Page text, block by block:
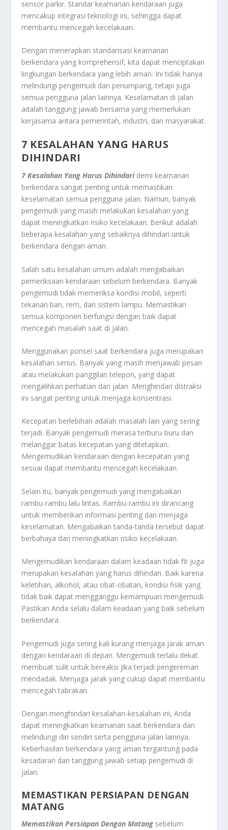
sensor parkir. Standar keamanan kendaraan juga
mencakup integrasi teknologi ini, sehingga dapat
membantu mencegah kecelakaan.
Dengan menerapkan standarisasi keamanan
berkendara yang komprehensif, kita dapat menciptakan
lingkungan berkendara yang lebih aman. Ini tidak hanya
melindungi pengemudi dan penumpang, tetapi juga
semua pengguna jalan lainnya. Keselamatan di jalan
adalah tanggung jawab bersama yang memerlukan
kerjasama antara pemerintah, industri, dan masyarakat.
7 KESALAHAN YANG HARUS
DIHINDARI
7 Kesalahan Yang Harus Dihindaridemi keamanan
berkendara sangat penting untuk memastikan
keselamatan semua pengguna jalan. Namun, banyak
pengemudi yang masih melakukan kesalahan yang
dapat meningkatkan risiko kecelakaan. Berikut adalah
beberapa kesalahan yang sebaiknya dihindari untuk
berkendara dengan aman.
Salah satu kesalahan umum adalah mengabaikan
pemeriksaan kendaraan sebelum berkendara. Banyak
pengemudi tidak memeriksa kondisi mobil, seperti
tekanan ban, rem, dan sistem lampu. Memastikan
semua komponen berfungsi dengan baik dapat
mencegah masalah saat di jalan.
Menggunakan ponsel saat berkendara juga merupakan
kesalahan serius. Banyak yang masih menjawab pesan
atau melakukan panggilan telepon, yang dapat
mengalihkan perhatian dari jalan. Menghindari distraksi
ini sangat penting untuk menjaga konsentrasi.
Kecepatan berlebihan adalah masalah lain yang sering
terjadi. Banyak pengemudi merasa terburu-buru dan
melanggar batas kecepatan yang ditetapkan.
Mengemudikan kendaraan dengan kecepatan yang
sesuai dapat membantu mencegah kecelakaan.
Selain itu, banyak pengemudi yang mengabaikan
rambu-rambu lalu lintas. Rambu-rambu ini dirancang
untuk memberikan informasi penting dan menjaga
keselamatan. Mengabaikan tanda-tanda tersebut dapat
berbahaya dan meningkatkan risiko kecelakaan.
Mengemudikan kendaraan dalam keadaan tidak fit juga
merupakan kesalahan yang harus dihindari. Baik karena
keletihan, alkohol, atau obat-obatan, kondisi fisik yang
tidak baik dapat mengganggu kemampuan mengemudi.
Pastikan Anda selalu dalam keadaan yang baik sebelum
berkendara.
Pengemudi juga sering kali kurang menjaga jarak aman
dengan kendaraan di depan. Mengemudi terlalu dekat
membuat sulit untuk bereaksi jika terjadi pengereman
mendadak. Menjaga jarak yang cukup dapat membantu
mencegah tabrakan.
Dengan menghindari kesalahan-kesalahan ini, Anda
dapat meningkatkan keamanan saat berkendara dan
melindungi diri sendiri serta pengguna jalan lainnya.
Keberhasilan berkendara yang aman tergantung pada
kesadaran dan tanggung jawab setiap pengemudi di
jalan.
MEMASTIKAN PERSIAPAN DENGAN
MATANG
Memastikan Persiapan Dengan Matang sebelum